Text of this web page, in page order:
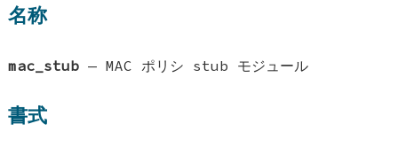
名称
mac_stub —MAC ポリシ stub モジュール
書式